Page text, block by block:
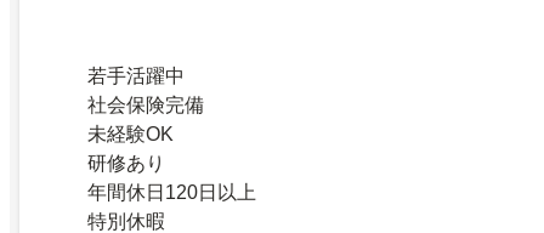
若手活躍中
社会保険完備
未経験OK
研修あり
年間休日120日以上
特別休暇